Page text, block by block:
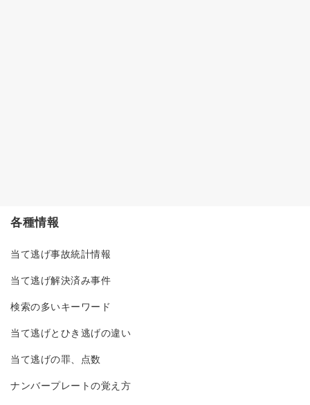
各種情報
当て逃げ事故統計情報
当て逃げ解決済み事件
検索の多いキーワード
当て逃げとひき逃げの違い
当て逃げの罪、点数
ナンバープレートの覚え方